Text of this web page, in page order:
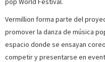
Vermillion forma parte del
promover la danza de música
espacio donde se ensayan
competir y presentarse en